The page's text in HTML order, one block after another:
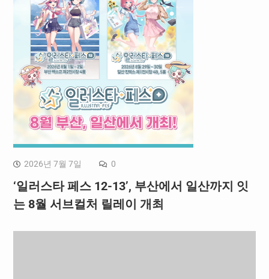
2026년 7월 7일 0
‘일러스타 페스 12-13’, 부산에서 일산까지 잇
는 8월 서브컬처 릴레이 개최